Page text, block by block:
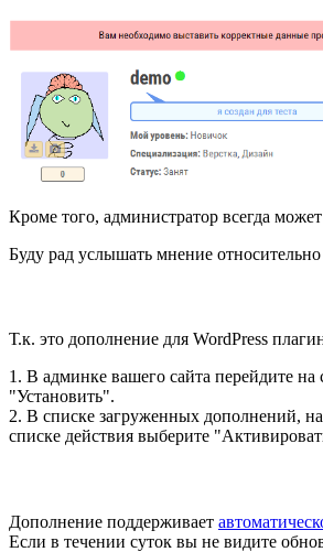
Кроме того, администратор всегда
Буду рад услышать мнение
Т.к. это дополнение для WordPress
1. В админке вашего сайта перейдите
"Установить".
2. В списке загруженных дополнений,
списке действия выберите
Дополнение поддерживает
Если в течении суток вы не видите